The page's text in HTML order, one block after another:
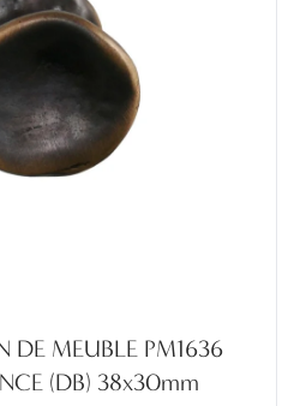
DE MEUBLE PM1636
(DB) 38x30mm